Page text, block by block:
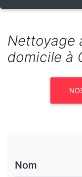
Nettoyage
domicile à
Nom